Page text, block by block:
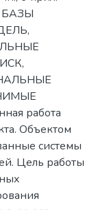
работа
Объектом
системы
Цель работы